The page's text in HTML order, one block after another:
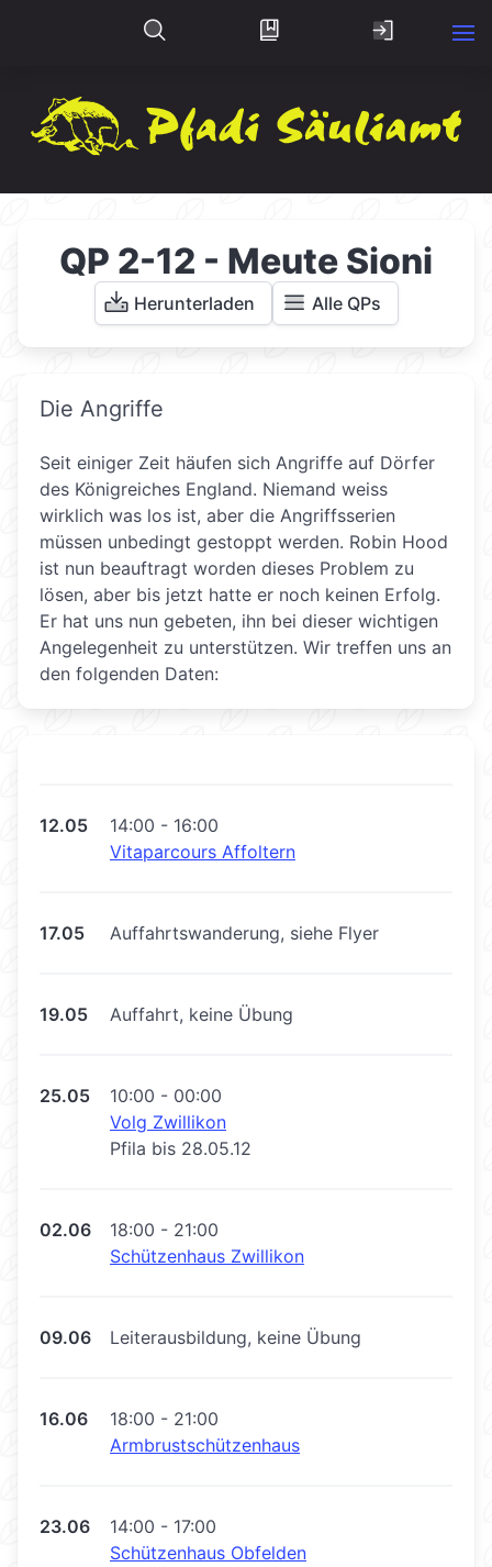
QP 2-12 - Meute Sioni
Herunterladen Alle QPs
Die Angriffe
Seit einiger Zeit häufen sich Angriffe auf Dörfer
des Königreiches England. Niemand weiss
wirklich was los ist, aber die Angriffsserien
müssen unbedingt gestoppt werden. Robin Hood
ist nun beauftragt worden dieses Problem zu
lösen, aber bis jetzt hatte er noch keinen Erfolg.
Er hat uns nun gebeten, ihn bei dieser wichtigen
Angelegenheit zu unterstützen. Wir treffen uns an
den folgenden Daten:
12.05
14:00 - 16:00
Vitaparcours Affoltern
17.05 Auffahrtswanderung, siehe Flyer
19.05 Auffahrt, keine Übung
25.05
10:00 - 00:00
Volg Zwillikon
Pfila bis 28.05.12
02.06
18:00 - 21:00
Schützenhaus Zwillikon
09.06 Leiterausbildung, keine Übung
16.06
18:00 - 21:00
Armbrustschützenhaus
23.06
14:00 - 17:00
Schützenhaus Obfelden